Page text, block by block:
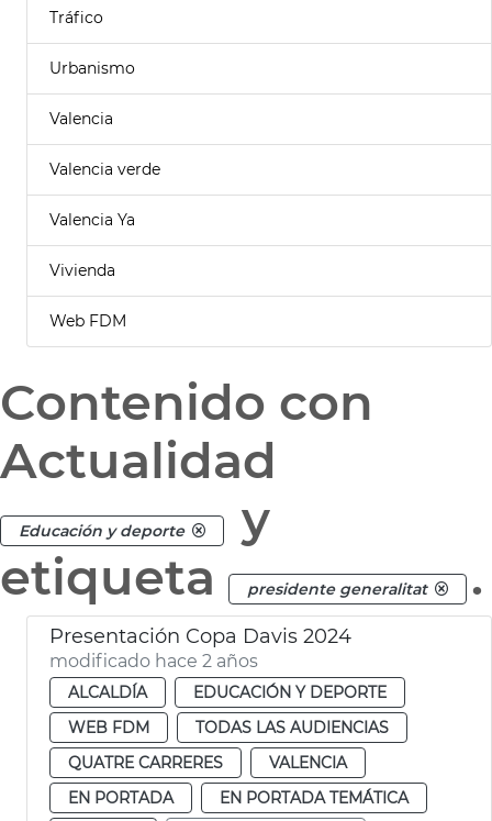
Tráfico
Urbanismo
Valencia
Valencia verde
Valencia Ya
Vivienda
Web FDM
Contenido con
Actualidad
Educación y deporte
y
etiqueta
presidente generalitat .
Presentación Copa Davis 2024
modificado hace 2 años
ALCALDÍA
EDUCACIÓN Y DEPORTE
WEB FDM
TODAS LAS AUDIENCIAS
QUATRE CARRERES
VALENCIA
EN PORTADA
EN PORTADA TEMÁTICA